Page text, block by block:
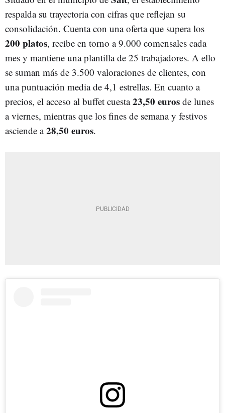
respalda su trayectoria con cifras que reflejan su
consolidación. Cuenta con una oferta que supera los
200 platos, recibe en torno a 9.000 comensales cada
mes y mantiene una plantilla de 25 trabajadores. A ello
se suman más de 3.500 valoraciones de clientes, con
una puntuación media de 4,1 estrellas. En cuanto a
precios, el acceso al buffet cuesta23,50 euros de lunes
a viernes, mientras que los fines de semana y festivos
asciende a28,50 euros.